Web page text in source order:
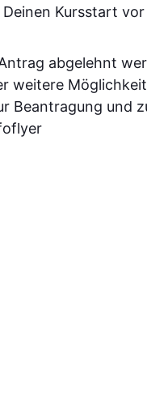
Kursstart vor
abgelehnt
weitere
Beantragung und